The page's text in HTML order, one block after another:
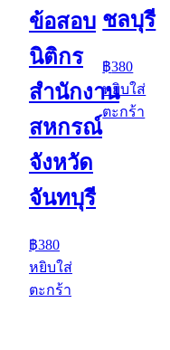
ข้อสอบ
นิติกร
สำนักงาน
สหกรณ์
จังหวัด
จันทบุรี
฿380
หยิบใส่
ตะกร้า
ชลบุรี
฿380
หยิบใส่
ตะกร้า